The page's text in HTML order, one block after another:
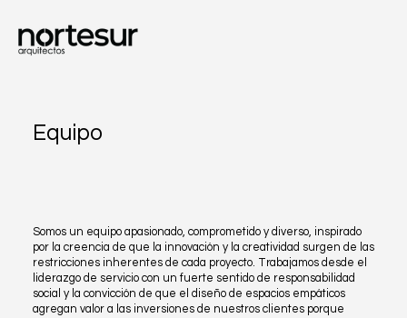
Somos un equipo apasionado, comprometido y diverso, inspirado
por la creencia de que la innovación y la creatividad surgen de las
restricciones inherentes de cada proyecto. Trabajamos desde el
liderazgo de servicio con un fuerte sentido de responsabilidad
social y la convicción de que el diseño de espacios empáticos
agregan valor a las inversiones de nuestros clientes porque
Equipo